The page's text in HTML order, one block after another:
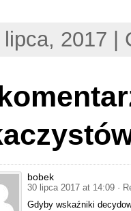
lipca, 2017 |
bobek
30 lipca 2017 at 14:09 ·
Gdyby wskaźniki